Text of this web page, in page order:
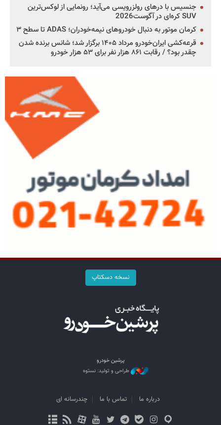
جنسیس با درهای رولزرویسی می‌آید؛ رونمایی از لوکس‌ترین
SUV کره‌ای در آگوست2026
کرمان موتور به دنبال خودروهای نیمه‌خودران؛ ADAS تا سطح ۳
قرعه‌کشی ایران‌خودرو مرداد ۱۴۰۵ برگزار شد؛ شانس برنده شدن
چقدر بود؟ / رقابت ۸۶۱ هزار نفر برای ۵۳ هزار خودرو
نسخه دسکتاپ
پرشین خودرو
طراحی و تولید: نستوه
درباره ما تماس با ما چندرسانه ای